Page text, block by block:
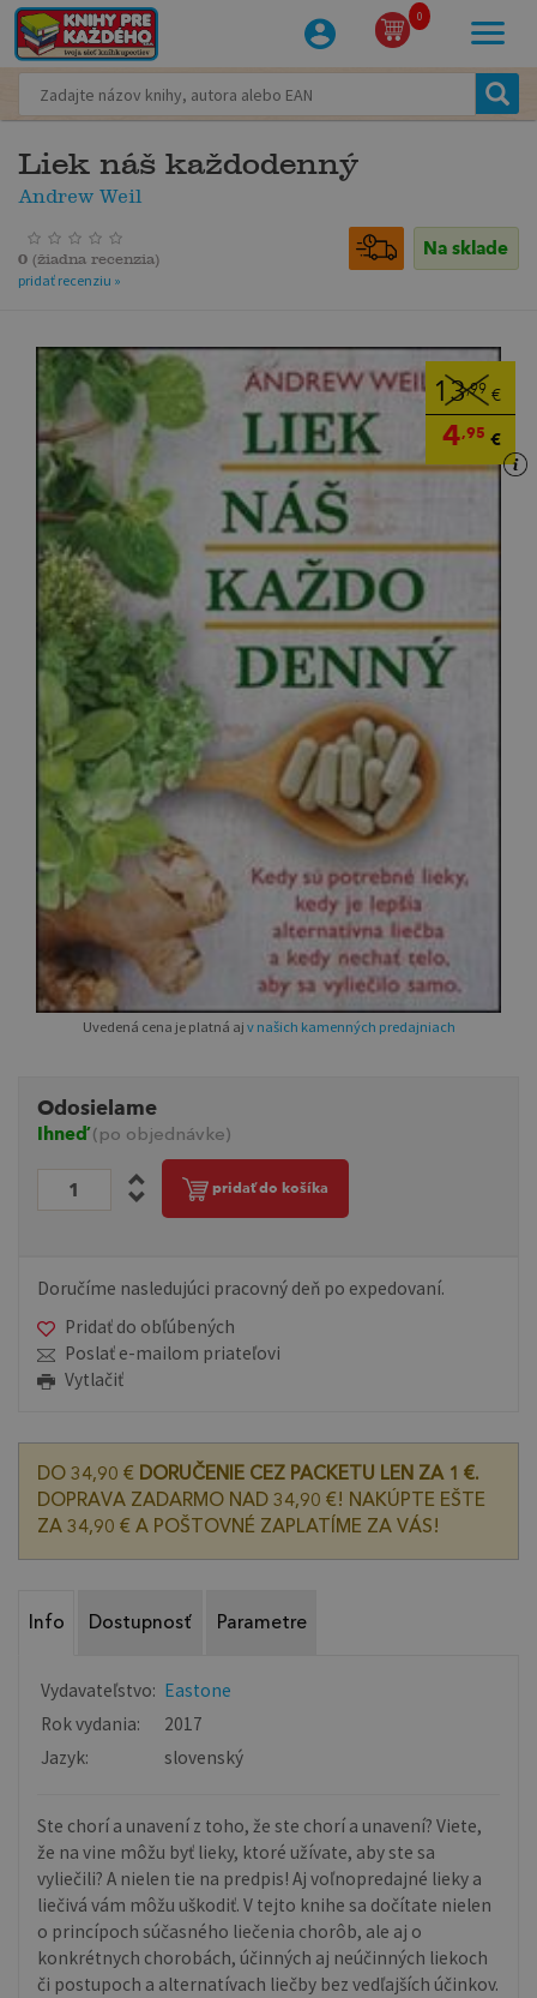
0
Liek náš každodenný
Andrew Weil
Na sklade
0 (žiadna recenzia)
pridať recenziu »
13,99 €
4,95 €
Uvedená cena je platná aj v našich kamenných predajniach
Odosielame
Ihneď(po objednávke)
pridať do košíka
Doručíme nasledujúci pracovný deň po expedovaní.
Pridať do obľúbených
Poslať e-mailom priateľovi
Vytlačiť
DO 34,90 € DORUČENIE CEZ PACKETU LEN ZA 1 €.
DOPRAVA ZADARMO NAD 34,90 €! NAKÚPTE EŠTE
ZA 34,90 € A POŠTOVNÉ ZAPLATÍME ZA VÁS!
Info Dostupnosť Parametre
Vydavateľstvo: Eastone
Rok vydania:
2017
Jazyk:
slovenský
Ste chorí a unavení z toho, že ste chorí a unavení? Viete,
že na vine môžu byť lieky, ktoré užívate, aby ste sa
vyliečili? A nielen tie na predpis! Aj voľnopredajné lieky a
liečivá vám môžu uškodiť. V tejto knihe sa dočítate nielen
o princípoch súčasného liečenia chorôb, ale aj o
konkrétnych chorobách, účinných aj neúčinných liekoch
či postupoch a alternatívach liečby bez vedľajších účinkov.